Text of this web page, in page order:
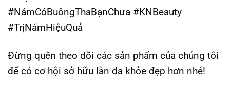
#NámCóBuôngThaBạnChưa #KNBeauty
#TrịNámHiệuQuả
Đừng quên theo dõi các sản phẩm của chúng tôi
để có cơ hội sở hữu làn da khỏe đẹp hơn nhé!